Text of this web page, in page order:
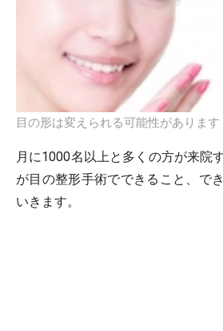
目の形は変えられる可能性があります
月に1000名以上と多くの方が来院
が目の整形手術でできること、で
いきます。